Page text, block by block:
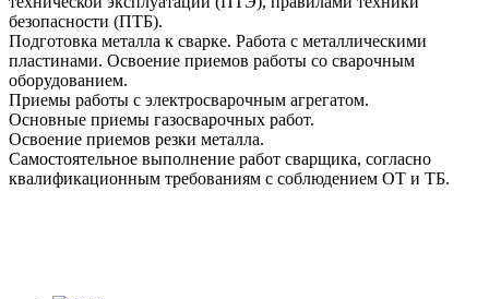
безопасности (ПТБ).
Подготовка металла к сварке. Работа с металлическими
пластинами. Освоение приемов работы со сварочным
оборудованием.
Приемы работы с электросварочным агрегатом.
Основные приемы газосварочных работ.
Освоение приемов резки металла.
Самостоятельное выполнение работ сварщика, согласно
квалификационным требованиям с соблюдением ОТ и ТБ.